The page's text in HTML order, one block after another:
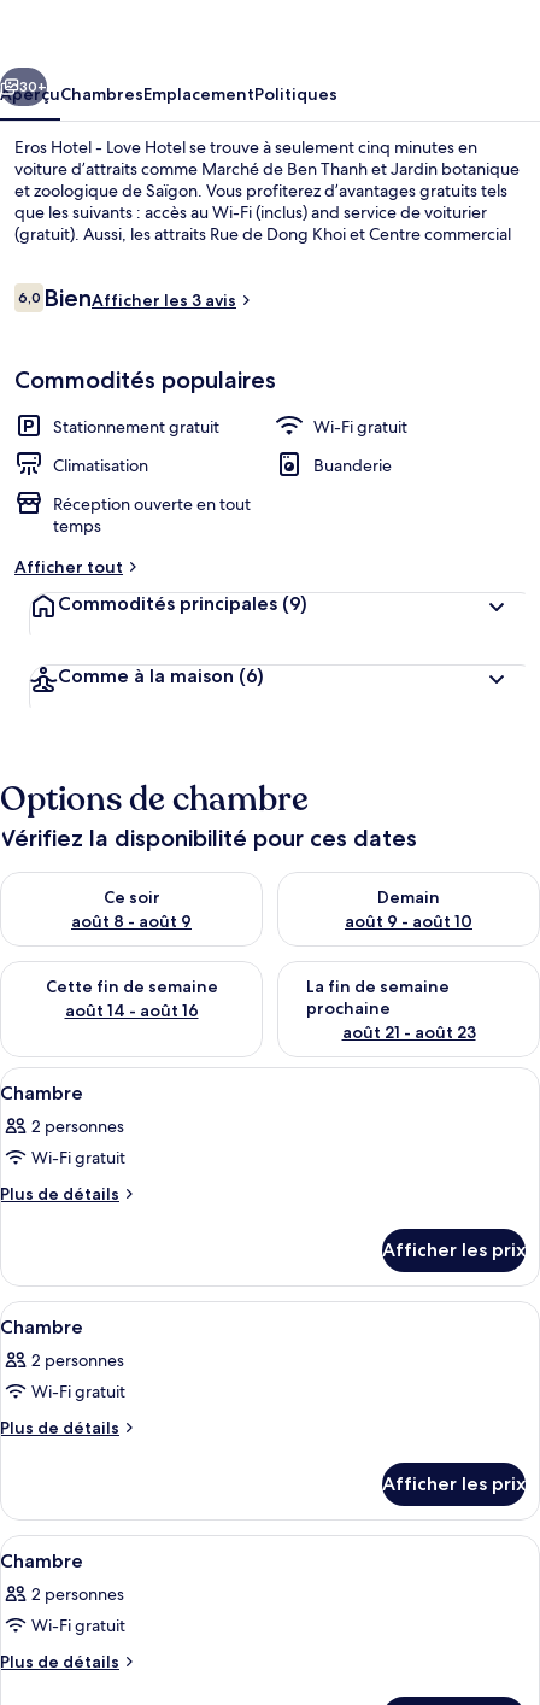
Love
Hotel
Suivant
30+
AperçuChambresEmplacementPolitiques
Eros Hotel - Love Hotel se trouve à seulement cinq minutes en
voiture d’attraits comme Marché de Ben Thanh et Jardin botanique
et zoologique de Saïgon. Vous profiterez d’avantages gratuits tels
que les suivants : accès au Wi-Fi (inclus) and service de voiturier
(gratuit). Aussi, les attraits Rue de Dong Khoi et Centre commercial
Avis
6,06,0 sur 10 –
BienAfficher les 3 avis
Commodités populaires
Stationnement gratuit
Wi-Fi gratuit
Climatisation
Buanderie
Réception ouverte en tout
temps
Afficher tout
Commodités principales (9)
Comme à la maison (6)
Options de chambre
Vérifiez la disponibilité pour ces dates
Ce soir
août 8 - août 9
Vérifier la disponibilité pour ce soir août 8 - août 9
Demain
août 9 - août 10
Vérifier la disponibilité pour
Cette fin de semaine
août 14 - août 16
Vérifier la disponibilité pour cette fin de semaine août 14 -
La fin de semaine
prochaine
août 21 - août 23
Vérifier la disponibilité pour
Afficher
toutes
les
photos
pour
de
chambre :
Chambre
Une chambre d’hôtel comprenant
5
Chambre
2 personnes
Wi-Fi gratuit
Plus de détails
Plus
Chambre
Afficher les prix
Afficher
toutes
les
photos
pour
de
chambre :
Chambre
Une chambre d’hôtel moderne
7
Chambre
2 personnes
Wi-Fi gratuit
Plus de détails
Plus
Chambre
Afficher les prix
Afficher
toutes
les
photos
pour
Une chambre d’hôtel moderne avec
9
Chambre
2 personnes
Wi-Fi gratuit
Plus de détails
Plus